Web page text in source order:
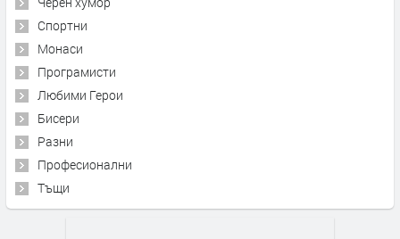
Спортни
Монаси
Програмисти
Любими Герои
Бисери
Разни
Професионални
Тъщи